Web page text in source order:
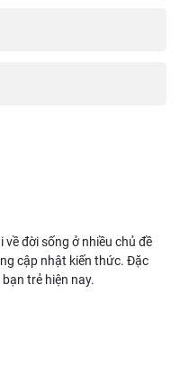
về đời sống ở nhiều chủ đề
cập nhật kiến thức. Đặc
trẻ hiện nay.